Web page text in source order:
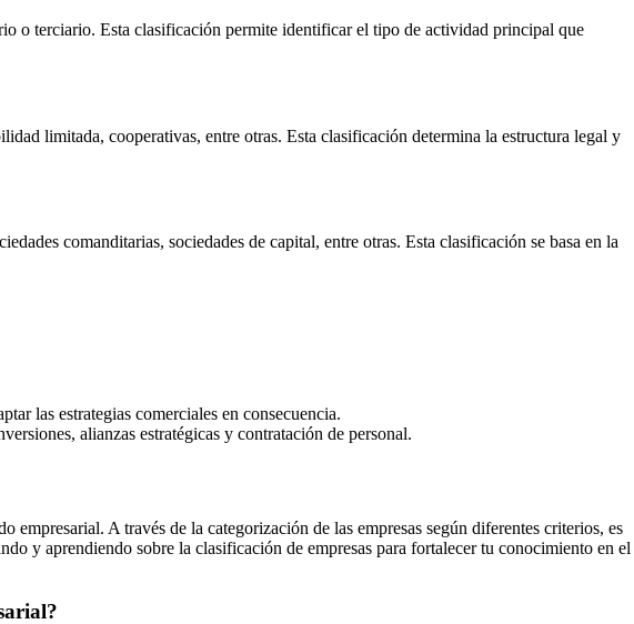
o terciario. Esta clasificación permite identificar el tipo de actividad principal que
limitada, cooperativas, entre otras. Esta clasificación determina la estructura legal y
comanditarias, sociedades de capital, entre otras. Esta clasificación se basa en la
las estrategias comerciales en consecuencia.
alianzas estratégicas y contratación de personal.
A través de la categorización de las empresas según diferentes criterios, es
y aprendiendo sobre la clasificación de empresas para fortalecer tu conocimiento en el